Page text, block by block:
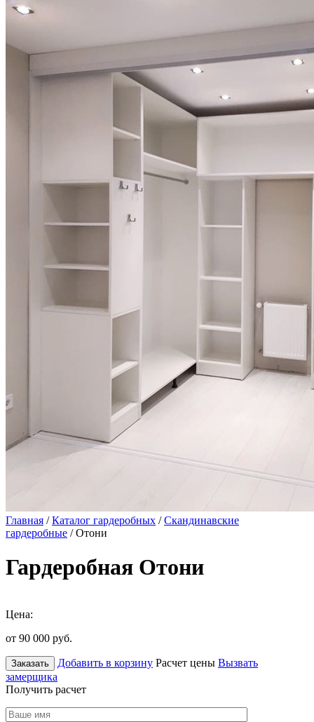
Главная /Каталог гардеробных /Скандинавские
гардеробные / Отони
Гардеробная Отони
Цена:
от 90 000 руб.
Заказать Добавить в корзину Расчет цены Вызвать
замерщика
Получить расчет